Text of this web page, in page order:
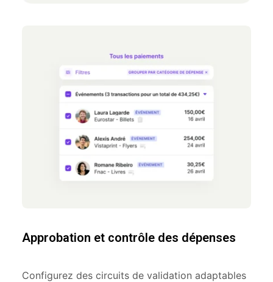
Approbation et contrôle des dépenses
Configurez des circuits de validation adaptables